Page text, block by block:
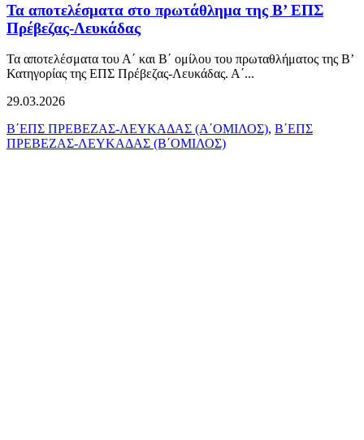
Τα αποτελέσματα στο πρωτάθλημα της Β’ ΕΠΣ
Πρέβεζας-Λευκάδας
Τα αποτελέσματα του Α΄ και Β΄ ομίλου του πρωταθλήματος της Β’
Κατηγορίας της ΕΠΣ Πρέβεζας-Λευκάδας. Α΄...
29.03.2026
Β΄ΕΠΣ ΠΡΕΒΕΖΑΣ-ΛΕΥΚΑΔΑΣ (Α΄ΟΜΙΛΟΣ), Β΄ΕΠΣ
ΠΡΕΒΕΖΑΣ-ΛΕΥΚΑΔΑΣ (Β΄ΟΜΙΛΟΣ)